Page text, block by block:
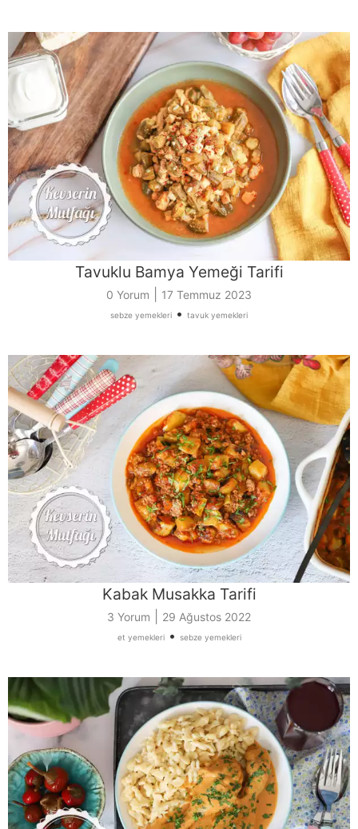
Tavuklu Bamya Yemeği Tarifi
0 Yorum 17 Temmuz 2023
sebze yemekleri • tavuk yemekleri
Kabak Musakka Tarifi
3 Yorum 29 Ağustos 2022
et yemekleri• sebze yemekleri